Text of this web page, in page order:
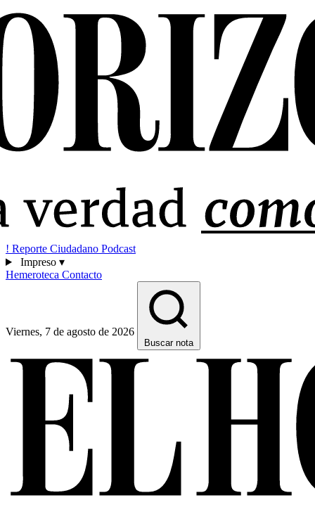
! Reporte Ciudadano Podcast
Impreso ▾
Hemeroteca Contacto
Viernes, 7 de agosto de 2026
Buscar nota